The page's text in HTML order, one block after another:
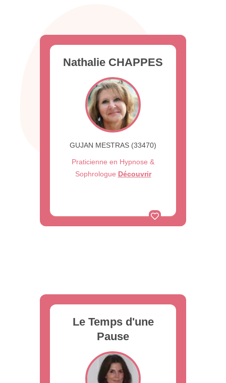
Nathalie CHAPPES
GUJAN MESTRAS (33470)
Praticienne en Hypnose &
Sophrologue Découvrir
Le Temps d'une
Pause